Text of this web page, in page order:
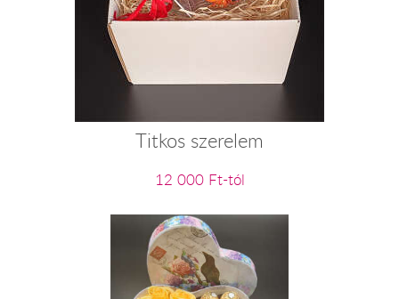
Titkos szerelem
12 000 Ft-tól